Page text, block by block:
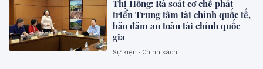
Thị Hồng: Rà soát cơ chế phát
triển Trung tâm tài chính quốc tế,
bảo đảm an toàn tài chính quốc
gia
Sự kiện - Chính sách